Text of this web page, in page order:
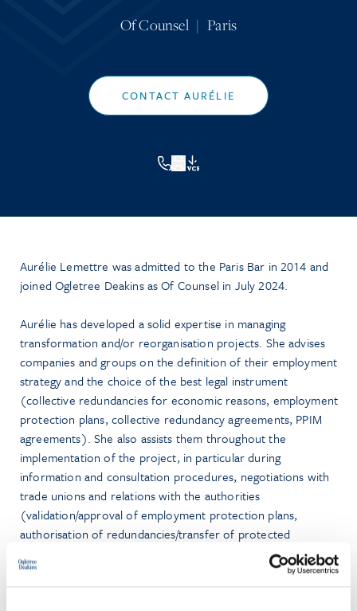
Of Counsel|Paris
CONTACT AURÉLIE
VCF
Aurélie Lemettre was admitted to the Paris Bar in 2014 and
joined Ogletree Deakins as Of Counsel in July 2024.
Aurélie has developed a solid expertise in managing
transformation and/or reorganisation projects. She advises
companies and groups on the definition of their employment
strategy and the choice of the best legal instrument
(collective redundancies for economic reasons, employment
protection plans, collective redundancy agreements, PPIM
agreements). She also assists them throughout the
implementation of the project, in particular during
information and consultation procedures, negotiations with
trade unions and relations with the authorities
(validation/approval of employment protection plans,
authorisation of redundancies/transfer of protected
employees, revitalisation of employment areas).
Aurélie also assists companies and groups on a day-to-day